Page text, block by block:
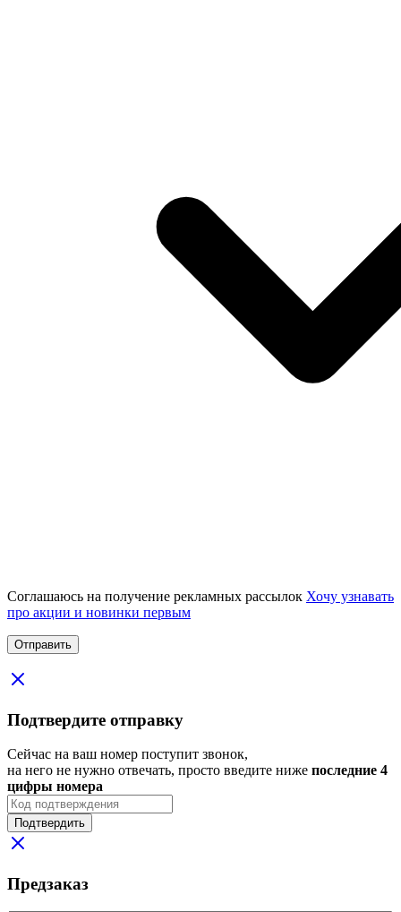
Соглашаюсь на получение рекламных рассылок Хочу узнавать
про акции и новинки первым
Подтвердите отправку
Сейчас на ваш номер поступит звонок,
на него не нужно отвечать, просто введите ниже последние 4
цифры номера
Подтвердить
Предзаказ